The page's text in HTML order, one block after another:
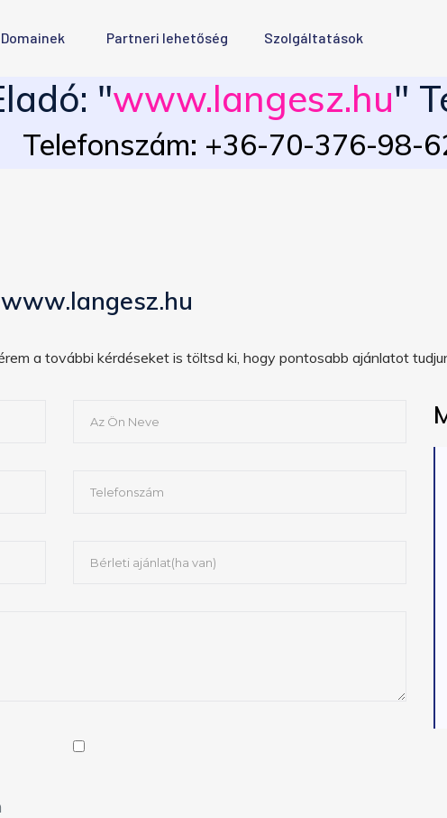
Domainek Partneri lehetőség Szolgáltatások
"www.langesz.hu"
Telefonszám: +36-70-376-98-
a további kérdéseket is töltsd ki, hogy pontosabb ajánlatot